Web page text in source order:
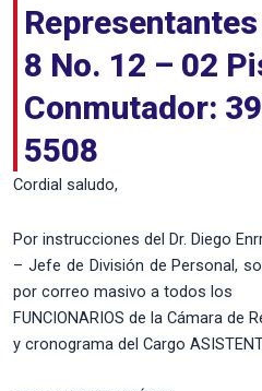
8 No. 12 – 02
Conmutador:
5508
Cordial saludo,
Por instrucciones del Dr. Diego
– Jefe de División de Personal,
por correo masivo a todos los
FUNCIONARIOS de la Cámara de
y cronograma del Cargo